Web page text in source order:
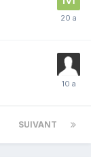
SUIVANT